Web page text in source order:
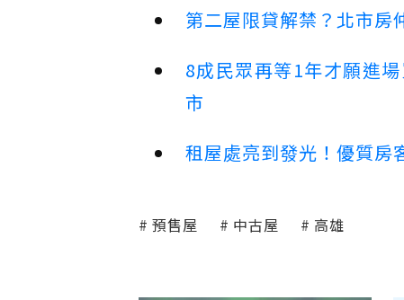
第二屋限貸解禁？北市房
8成民眾再等1年才願進
市
租屋處亮到發光！優質房
預售屋 中古屋 高雄